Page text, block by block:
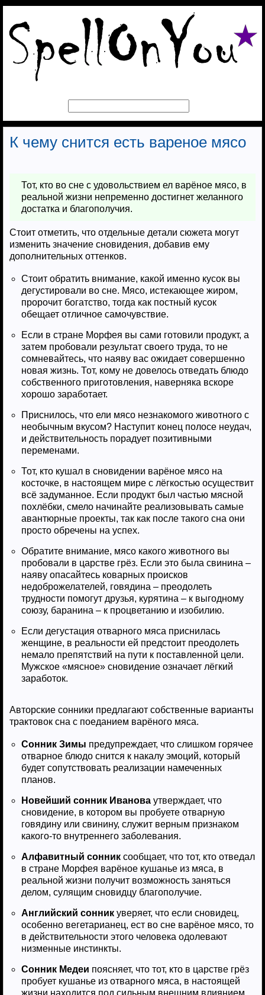
К чему снится есть вареное мясо
Тот, кто во сне с удовольствием ел варёное мясо, в
реальной жизни непременно достигнет желанного
достатка и благополучия.
Стоит отметить, что отдельные детали сюжета могут
изменить значение сновидения, добавив ему
дополнительных оттенков.
Стоит обратить внимание, какой именно кусок вы
дегустировали во сне. Мясо, истекающее жиром,
пророчит богатство, тогда как постный кусок
обещает отличное самочувствие.
Если в стране Морфея вы сами готовили продукт, а
затем пробовали результат своего труда, то не
сомневайтесь, что наяву вас ожидает совершенно
новая жизнь. Тот, кому не довелось отведать блюдо
собственного приготовления, наверняка вскоре
хорошо заработает.
Приснилось, что ели мясо незнакомого животного с
необычным вкусом? Наступит конец полосе неудач,
и действительность порадует позитивными
переменами.
Тот, кто кушал в сновидении варёное мясо на
косточке, в настоящем мире с лёгкостью осуществит
всё задуманное. Если продукт был частью мясной
похлёбки, смело начинайте реализовывать самые
авантюрные проекты, так как после такого сна они
просто обречены на успех.
Обратите внимание, мясо какого животного вы
пробовали в царстве грёз. Если это была свинина –
наяву опасайтесь коварных происков
недоброжелателей, говядина – преодолеть
трудности помогут друзья, курятина – к выгодному
союзу, баранина – к процветанию и изобилию.
Если дегустация отварного мяса приснилась
женщине, в реальности ей предстоит преодолеть
немало препятствий на пути к поставленной цели.
Мужское «мясное» сновидение означает лёгкий
заработок.
Авторские сонники предлагают собственные варианты
трактовок сна с поеданием варёного мяса.
Сонник Зимы предупреждает, что слишком горячее
отварное блюдо снится к накалу эмоций, который
будет сопутствовать реализации намеченных
планов.
Новейший сонник Иванова утверждает, что
сновидение, в котором вы пробуете отварную
говядину или свинину, служит верным признаком
какого-то внутреннего заболевания.
Алфавитный сонник сообщает, что тот, кто отведал
в стране Морфея варёное кушанье из мяса, в
реальной жизни получит возможность заняться
делом, сулящим сновидцу благополучие.
Английский сонник уверяет, что если сновидец,
особенно вегетарианец, ест во сне варёное мясо, то
в действительности этого человека одолевают
низменные инстинкты.
Сонник Медеи поясняет, что тот, кто в царстве грёз
пробует кушанье из отварного мяса, в настоящей
жизни находится под сильным внешним влиянием